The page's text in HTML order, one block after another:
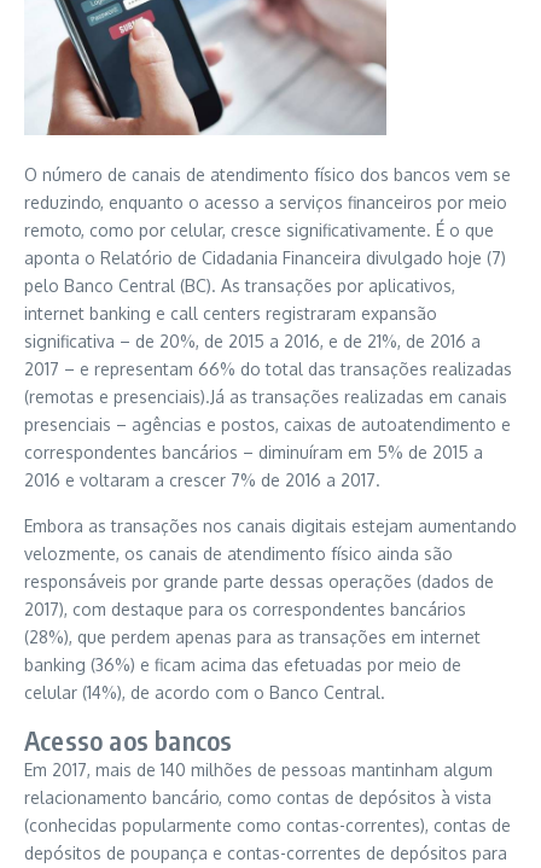
O número de canais de atendimento físico dos bancos vem se
reduzindo, enquanto o acesso a serviços financeiros por meio
remoto, como por celular, cresce significativamente. É o que
aponta o Relatório de Cidadania Financeira divulgado hoje (7)
pelo Banco Central (BC). As transações por aplicativos,
internet banking e call centers registraram expansão
significativa – de 20%, de 2015 a 2016, e de 21%, de 2016 a
2017 – e representam 66% do total das transações realizadas
(remotas e presenciais).Já as transações realizadas em canais
presenciais – agências e postos, caixas de autoatendimento e
correspondentes bancários – diminuíram em 5% de 2015 a
2016 e voltaram a crescer 7% de 2016 a 2017.
Embora as transações nos canais digitais estejam aumentando
velozmente, os canais de atendimento físico ainda são
responsáveis por grande parte dessas operações (dados de
2017), com destaque para os correspondentes bancários
(28%), que perdem apenas para as transações em internet
banking (36%) e ficam acima das efetuadas por meio de
celular (14%), de acordo com o Banco Central.
Acesso aos bancos
Em 2017, mais de 140 milhões de pessoas mantinham algum
relacionamento bancário, como contas de depósitos à vista
(conhecidas popularmente como contas-correntes), contas de
depósitos de poupança e contas-correntes de depósitos para